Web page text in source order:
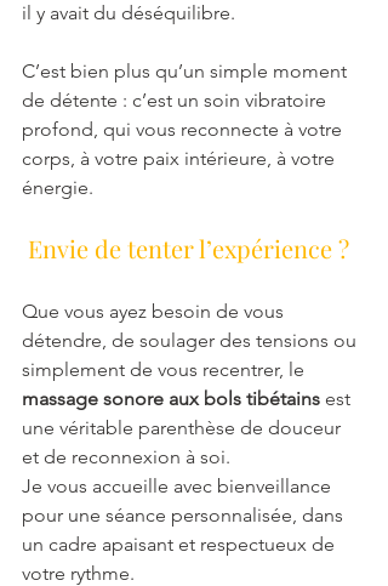
il y avait du déséquilibre.
C’est bien plus qu’un simple moment
de détente : c’est un soin vibratoire
profond, qui vous reconnecte à votre
corps, à votre paix intérieure, à votre
énergie.
Envie de tenter l’expérience ?
Que vous ayez besoin de vous
détendre, de soulager des tensions ou
simplement de vous recentrer, le
massage sonore aux bols tibétains est
une véritable parenthèse de douceur
et de reconnexion à soi.
Je vous accueille avec bienveillance
pour une séance personnalisée, dans
un cadre apaisant et respectueux de
votre rythme.